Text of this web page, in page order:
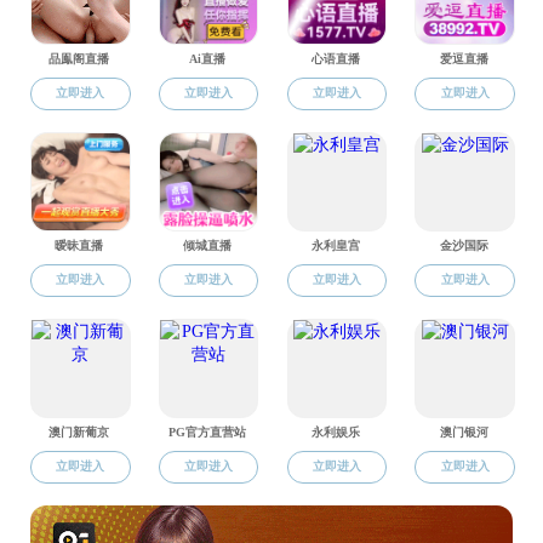
51吃瓜 召开主题教育第三期读书班研讨交流会
学习资料
循迹溯源学思想促践行 以学深悟透感恩奋进实干争先推动主
浙江省委主题教育第二期读书班开班首课作“八八战略”专题学
全省学习贯彻习近平新时代中国特色社会主义思想主题教育